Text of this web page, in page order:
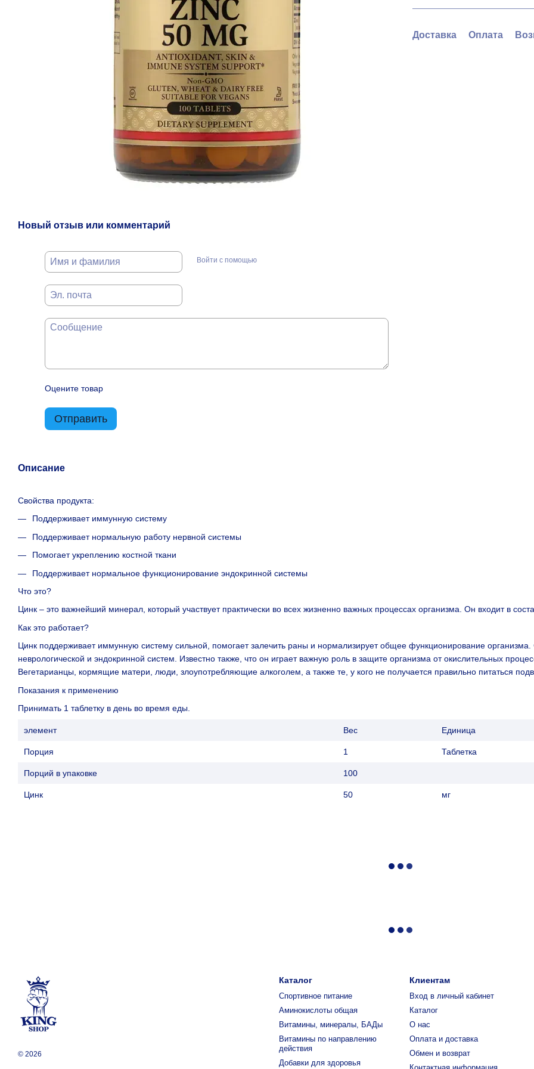
Новый отзыв или комментарий
Войти с помощью
Оцените товар
Отправить
Доставка Оплата
Описание
Свойства продукта:
Поддерживает иммунную систему
Поддерживает нормальную работу нервной системы
Помогает укреплению костной ткани
Поддерживает нормальное функционирование эндокринной системы
Что это?
Цинк – это важнейший минерал, который участвует практически во всех жизненно важных процессах организма. Он входит в
Как это работает?
Цинк поддерживает иммунную систему сильной, помогает залечить раны и нормализирует общее функционирование
неврологической и эндокринной систем. Известно также, что он играет важную роль в защите организма от окислительных
Вегетарианцы, кормящие матери, люди, злоупотребляющие алкоголем, а также те, у кого не получается правильно питаться
Показания к применению
Принимать 1 таблетку в день во время еды.
элемент Вес Единица
Порция 1 Таблетка
Порций в упаковке 100
Цинк 50 мг
© 2026
Каталог
Спортивное питание
Аминокислоты общая
Витамины, минералы, БАДы
Витамины по направлению
действия
Добавки для здоровья
Клиентам
Вход в личный кабинет
Каталог
О нас
Оплата и доставка
Обмен и возврат